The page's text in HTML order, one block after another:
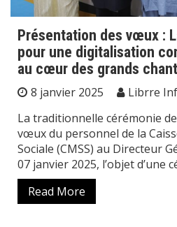
Présentation des vœux :
pour une digitalisation
au cœur des grands
8 janvier 2025 Librre
La traditionnelle cérémonie
vœux du personnel de la
Sociale (CMSS) au Directeur
07 janvier 2025, l’objet d’une
Read More